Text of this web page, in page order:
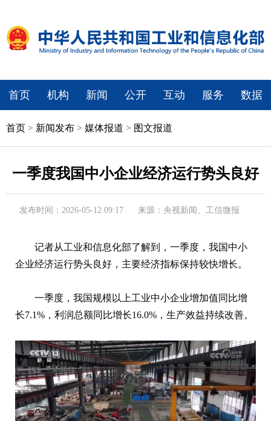
首页 机构 新闻 公开 互动 服务 数据
首页 > 新闻发布 > 媒体报道 > 图文报道
一季度我国中小企业经济运行势头良好
发布时间：2026-05-12 09:17 来源：央视新闻、工信微报
记者从工业和信息化部了解到，一季度，我国中小
企业经济运行势头良好，主要经济指标保持较快增长。
一季度，我国规模以上工业中小企业增加值同比增
长7.1%，利润总额同比增长16.0%，生产效益持续改善。